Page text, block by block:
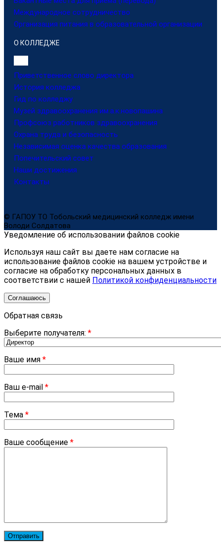
Международное сотрудничество
Организация питания в образовательной организации
О КОЛЛЕДЖЕ
Приветственное слово директора
История колледжа
Гид по колледжу
Музей здравоохранения им.а.к.новопашина
Профсоюз работников здравоохранения
Охрана труда и безопасность
Независимая оценка качества образования
Попечительский совет
Наши достижения
Контакты
© ГАПОУ ТО Тобольский медицинский колледж имени
Володи Солдатова
Уведомление об использовании файлов cookie
Используя наш сайт вы даете нам согласие на
использование файлов cookie на вашем устройстве и
согласие на обработку персональных данных в
соответствии с нашей Политикой конфиденциальности
Соглашаюсь
Обратная связь
Выберите получателя: *
Ваше имя *
Ваш e-mail *
Тема *
Ваше сообщение *